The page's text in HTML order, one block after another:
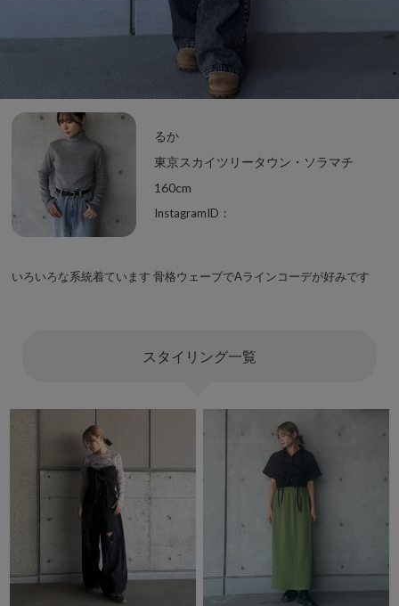
るか
東京スカイツリータウン・ソラマチ
160cm
InstagramID：
いろいろな系統着ています 骨格ウェーブでAラインコーデが好みです
スタイリング一覧